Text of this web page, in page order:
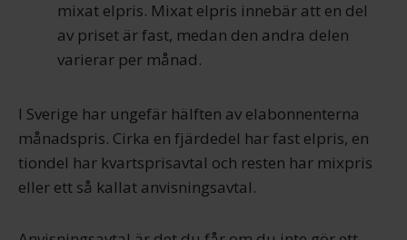
mixat elpris. Mixat elpris innebär att en del
av priset är fast, medan den andra delen
varierar per månad.
I Sverige har ungefär hälften av elabonnenterna
månadspris. Cirka en fjärdedel har fast elpris, en
tiondel har kvartsprisavtal och resten har mixpris
eller ett så kallat anvisningsavtal.